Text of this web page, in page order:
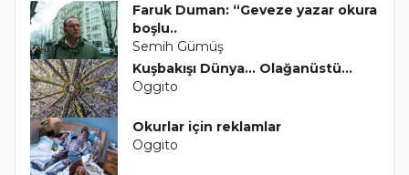
Faruk Duman: “Geveze yazar okura
boşlu..
Semih Gümüş
Kuşbakışı Dünya... Olağanüstü...
Oggito
Okurlar için reklamlar
Oggito